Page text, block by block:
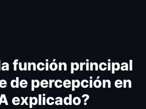
función principal
de percepción en
explicado?